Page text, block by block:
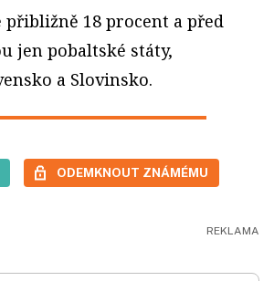
18 procent a před
jen pobaltské státy,
a Slovinsko.
ODEMKNOUT ZNÁMÉMU